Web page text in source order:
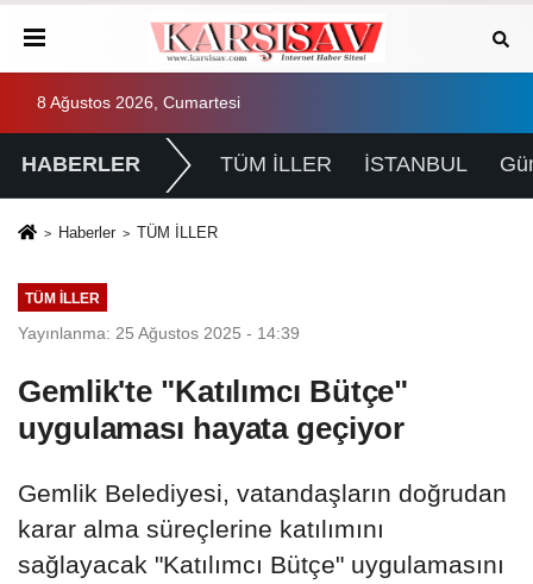
8 Ağustos 2026, Cumartesi
HABERLER TÜM İLLER İSTANBUL
Haberler TÜM İLLER
TÜM İLLER
Yayınlanma: 25 Ağustos 2025 - 14:39
Gemlik'te "Katılımcı Bütçe"
uygulaması hayata geçiyor
Gemlik Belediyesi, vatandaşların doğrudan
karar alma süreçlerine katılımını
sağlayacak "Katılımcı Bütçe" uygulamasını